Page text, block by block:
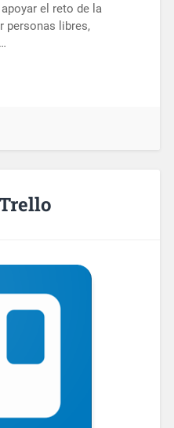
el reto de la
personas libres,